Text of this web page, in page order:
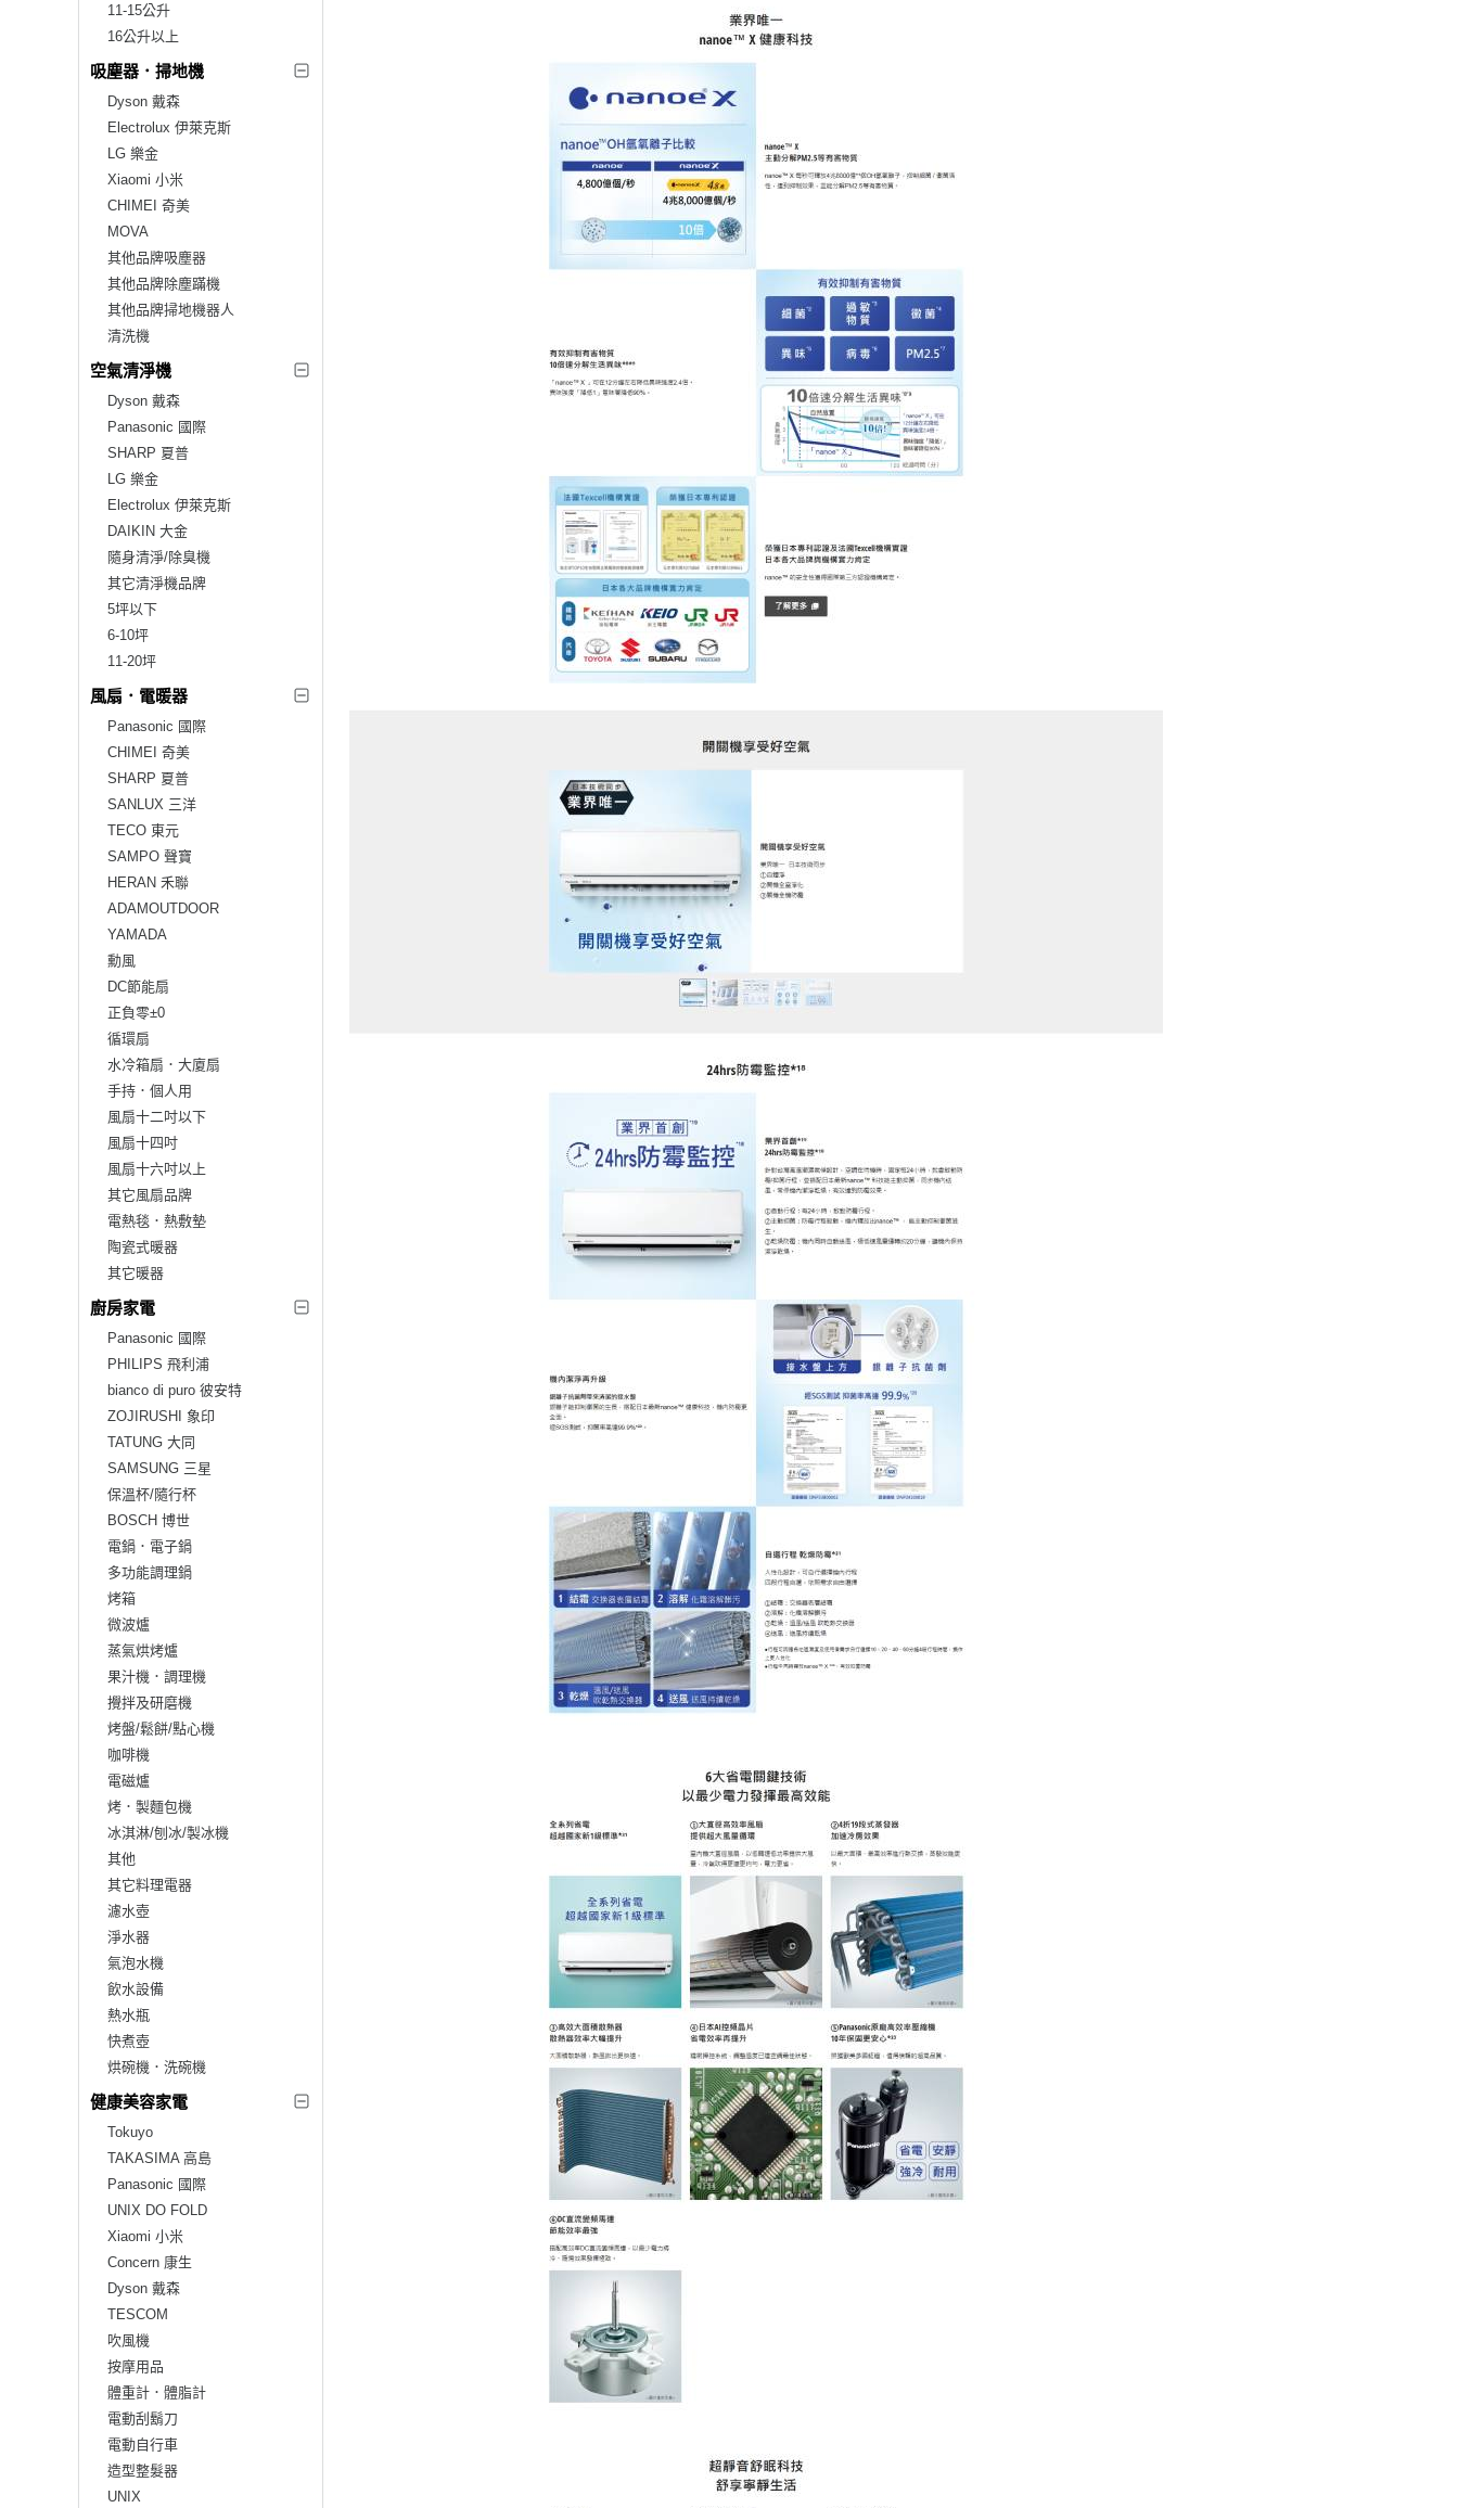
11-15公升
16公升以上
吸塵器．掃地機
Dyson 戴森
Electrolux 伊萊克斯
LG 樂金
Xiaomi 小米
CHIMEI 奇美
MOVA
其他品牌吸塵器
其他品牌除塵蹣機
其他品牌掃地機器人
清洗機
空氣清淨機
Dyson 戴森
Panasonic 國際
SHARP 夏普
LG 樂金
Electrolux 伊萊克斯
DAIKIN 大金
隨身清淨/除臭機
其它清淨機品牌
5坪以下
6-10坪
11-20坪
風扇．電暖器
Panasonic 國際
CHIMEI 奇美
SHARP 夏普
SANLUX 三洋
TECO 東元
SAMPO 聲寶
HERAN 禾聯
ADAMOUTDOOR
YAMADA
勳風
DC節能扇
正負零±0
循環扇
水冷箱扇．大廈扇
手持．個人用
風扇十二吋以下
風扇十四吋
風扇十六吋以上
其它風扇品牌
電熱毯．熱敷墊
陶瓷式暖器
其它暖器
廚房家電
Panasonic 國際
PHILIPS 飛利浦
bianco di puro 彼安特
ZOJIRUSHI 象印
TATUNG 大同
SAMSUNG 三星
保溫杯/隨行杯
BOSCH 博世
電鍋．電子鍋
多功能調理鍋
烤箱
微波爐
蒸氣烘烤爐
果汁機．調理機
攪拌及研磨機
烤盤/鬆餅/點心機
咖啡機
電磁爐
烤．製麵包機
冰淇淋/刨冰/製冰機
其他
其它料理電器
濾水壺
淨水器
氣泡水機
飲水設備
熱水瓶
快煮壺
烘碗機．洗碗機
健康美容家電
Tokuyo
TAKASIMA 高島
Panasonic 國際
UNIX DO FOLD
Xiaomi 小米
Concern 康生
Dyson 戴森
TESCOM
吹風機
按摩用品
體重計．體脂計
電動刮鬍刀
電動自行車
造型整髮器
UNIX